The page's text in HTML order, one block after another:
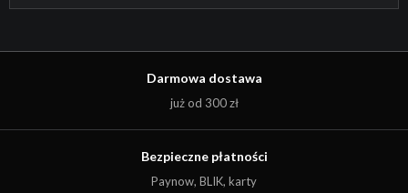
Darmowa dostawa
już od 300 zł
Bezpieczne płatności
Paynow, BLIK, karty